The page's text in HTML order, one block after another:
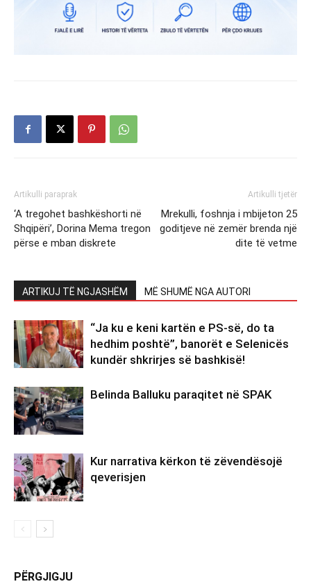
Artikulli paraprak
‘A tregohet bashkëshorti në
Shqipëri’, Dorina Mema tregon
përse e mban diskrete
Artikulli tjetër
Mrekulli, foshnja i mbijeton 25
goditjeve në zemër brenda një
dite të vetme
ARTIKUJ TË NGJASHËM MË SHUMË NGA AUTORI
“Ja ku e keni kartën e PS-së, do ta
hedhim poshtë”, banorët e Selenicës
kundër shkrirjes së bashkisë!
Belinda Balluku paraqitet në SPAK
Kur narrativa kërkon të zëvendësojë
qeverisjen
PËRGJIGJU